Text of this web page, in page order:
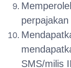
SMS/milis